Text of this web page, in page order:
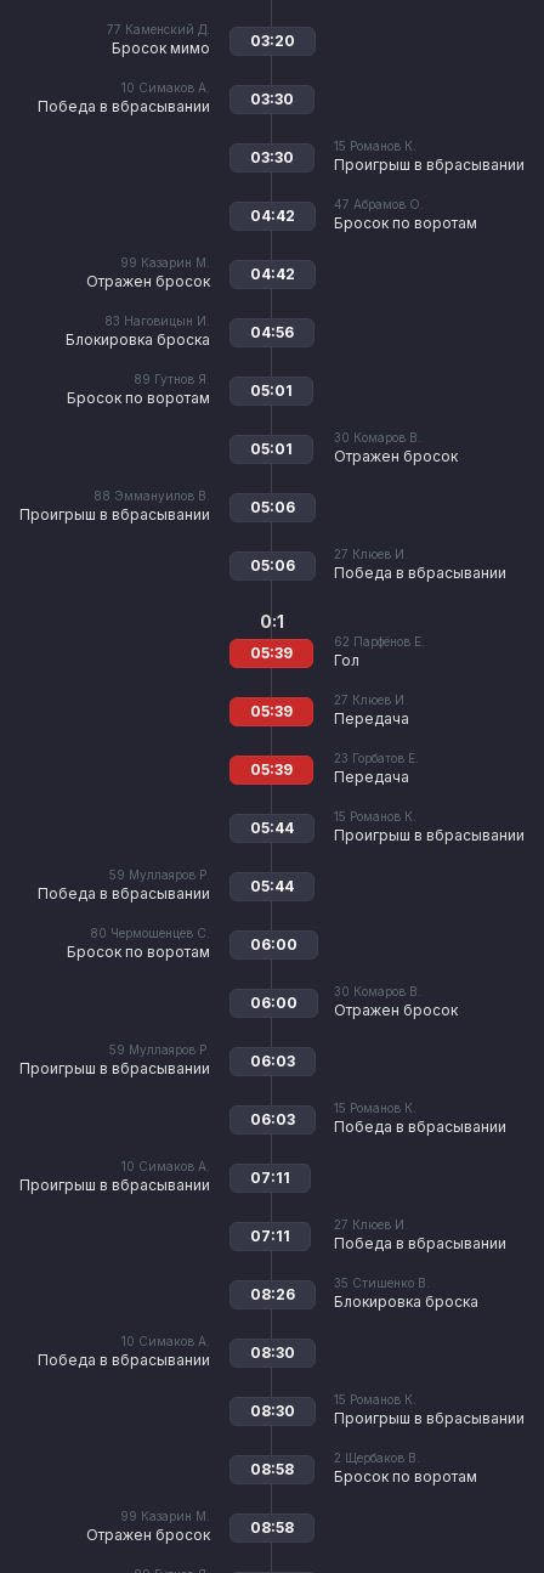
77 Каменский Д.
Бросок мимо 03:20
10 Симаков А.
Победа в вбрасывании 03:30
15 Романов К.
Проигрыш в вбрасывании
03:30
47 Абрамов О.
Бросок по воротам
04:42
99 Казарин М.
Отражен бросок 04:42
83 Наговицын И.
Блокировка броска 04:56
89 Гутнов Я.
Бросок по воротам 05:01
30 Комаров В.
Отражен бросок
05:01
88 Эммануилов В.
Проигрыш в вбрасывании 05:06
27 Клюев И.
Победа в вбрасывании
05:06
62 Парфёнов Е.
Гол
0:1
05:39
27 Клюев И.
Передача
05:39
23 Горбатов Е.
Передача
05:39
15 Романов К.
Проигрыш в вбрасывании
05:44
59 Муллаяров Р.
Победа в вбрасывании 05:44
80 Чермошенцев С.
Бросок по воротам 06:00
30 Комаров В.
Отражен бросок
06:00
59 Муллаяров Р.
Проигрыш в вбрасывании 06:03
15 Романов К.
Победа в вбрасывании
06:03
10 Симаков А.
Проигрыш в вбрасывании 07:11
27 Клюев И.
Победа в вбрасывании
07:11
35 Стишенко В.
Блокировка броска
08:26
10 Симаков А.
Победа в вбрасывании 08:30
15 Романов К.
Проигрыш в вбрасывании
08:30
2 Щербаков В.
Бросок по воротам
08:58
99 Казарин М.
Отражен бросок 08:58